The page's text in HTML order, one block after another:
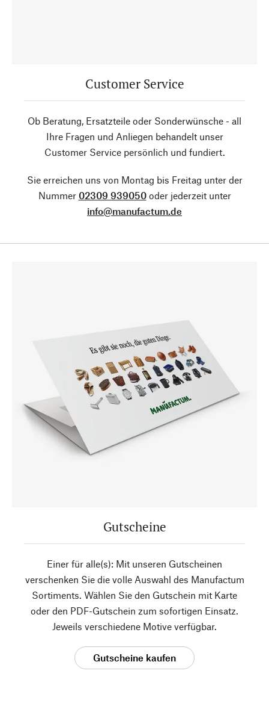
Customer Service
Ob Beratung, Ersatzteile oder Sonderwünsche - all
Ihre Fragen und Anliegen behandelt unser
Customer Service persönlich und fundiert.
Sie erreichen uns von Montag bis Freitag unter der
Nummer 02309 939050oder jederzeit unter
info@manufactum.de
Gutscheine
Einer für alle(s): Mit unseren Gutscheinen
verschenken Sie die volle Auswahl des Manufactum
Sortiments. Wählen Sie den Gutschein mit Karte
oder den PDF-Gutschein zum sofortigen Einsatz.
Jeweils verschiedene Motive verfügbar.
Gutscheine kaufen